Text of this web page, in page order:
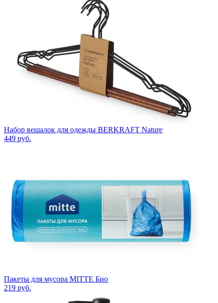
Набор вешалок для одежды BERKRAFT Nature
449 руб.
Пакеты для мусора MITTE Био
219 руб.